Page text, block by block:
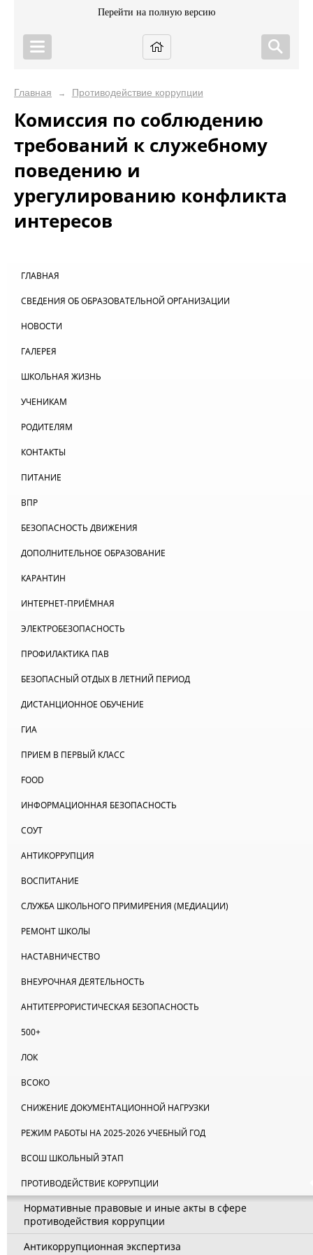
Перейти на полную версию
Главная → Противодействие коррупции
Комиссия по соблюдению
требований к служебному
поведению и
урегулированию конфликта
интересов
ГЛАВНАЯ
СВЕДЕНИЯ ОБ ОБРАЗОВАТЕЛЬНОЙ ОРГАНИЗАЦИИ
НОВОСТИ
ГАЛЕРЕЯ
ШКОЛЬНАЯ ЖИЗНЬ
УЧЕНИКАМ
РОДИТЕЛЯМ
КОНТАКТЫ
ПИТАНИЕ
ВПР
БЕЗОПАСНОСТЬ ДВИЖЕНИЯ
ДОПОЛНИТЕЛЬНОЕ ОБРАЗОВАНИЕ
КАРАНТИН
ИНТЕРНЕТ-ПРИЁМНАЯ
ЭЛЕКТРОБЕЗОПАСНОСТЬ
ПРОФИЛАКТИКА ПАВ
БЕЗОПАСНЫЙ ОТДЫХ В ЛЕТНИЙ ПЕРИОД
ДИСТАНЦИОННОЕ ОБУЧЕНИЕ
ГИА
ПРИЕМ В ПЕРВЫЙ КЛАСС
FOOD
ИНФОРМАЦИОННАЯ БЕЗОПАСНОСТЬ
СОУТ
АНТИКОРРУПЦИЯ
ВОСПИТАНИЕ
СЛУЖБА ШКОЛЬНОГО ПРИМИРЕНИЯ (МЕДИАЦИИ)
РЕМОНТ ШКОЛЫ
НАСТАВНИЧЕСТВО
ВНЕУРОЧНАЯ ДЕЯТЕЛЬНОСТЬ
АНТИТЕРРОРИСТИЧЕСКАЯ БЕЗОПАСНОСТЬ
500+
ЛОК
ВСОКО
СНИЖЕНИЕ ДОКУМЕНТАЦИОННОЙ НАГРУЗКИ
РЕЖИМ РАБОТЫ НА 2025-2026 УЧЕБНЫЙ ГОД
ВСОШ ШКОЛЬНЫЙ ЭТАП
ПРОТИВОДЕЙСТВИЕ КОРРУПЦИИ
Нормативные правовые и иные акты в сфере
противодействия коррупции
Антикоррупционная экспертиза